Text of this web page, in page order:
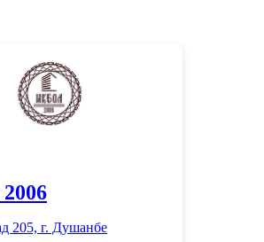
205, г. Душанбе